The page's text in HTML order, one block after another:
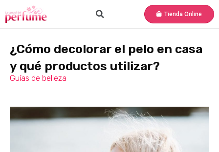
Tienda Online
¿Cómo decolorar el pelo en casa
y qué productos utilizar?
Guías de belleza